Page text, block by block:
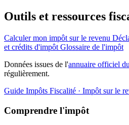
Outils et ressources
Calculer mon impôt sur le revenu
et crédits d'impôt Glossaire de l'impôt
Données issues de l'annuaire officiel
régulièrement.
Guide Impôts Fiscalité · Impôt sur le
Comprendre l'impôt